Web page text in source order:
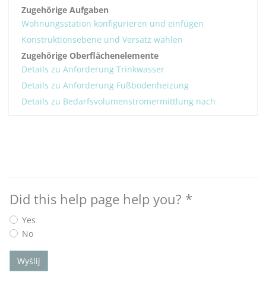
Zugehörige Aufgaben
Wohnungsstation konfigurieren und einfügen
Konstruktionsebene und Versatz wählen
Zugehörige Oberflächenelemente
Details zu Anforderung Trinkwasser
Details zu Anforderung Fußbodenheizung
Details zu Bedarfsvolumenstromermittlung nach
Did this help page help you? *
Yes
No
Wyślij